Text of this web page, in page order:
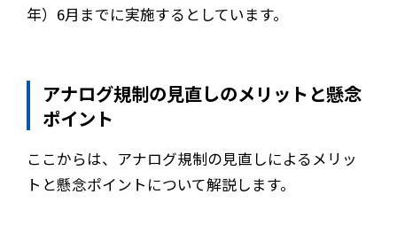
年）6月までに実施するとしています。
アナログ規制の見直しのメリットと懸念
ポイント
ここからは、アナログ規制の見直しによるメリッ
トと懸念ポイントについて解説します。